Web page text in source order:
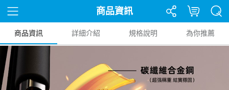
商品資訊
商品資訊 詳細介紹 規格說明 為你推薦